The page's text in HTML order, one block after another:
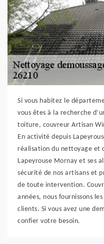
Si vous habitez le
vous êtes à la recherche
toiture, couvreur Artisan
En activité depuis
réalisation du nettoyage et
Lapeyrouse Mornay et ses
sécurité de nos artisans et
de toute intervention.
années, nous fournissons
clients. Si vous avez une
confier votre besoin.